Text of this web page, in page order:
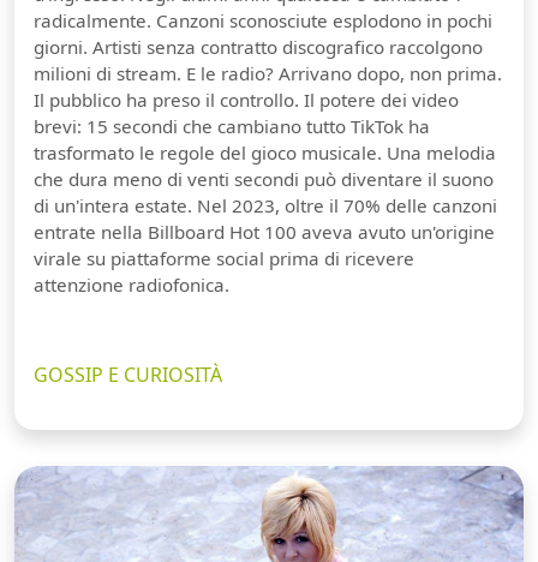
radicalmente. Canzoni sconosciute esplodono in pochi
giorni. Artisti senza contratto discografico raccolgono
milioni di stream. E le radio? Arrivano dopo, non prima.
Il pubblico ha preso il controllo. Il potere dei video
brevi: 15 secondi che cambiano tutto TikTok ha
trasformato le regole del gioco musicale. Una melodia
che dura meno di venti secondi può diventare il suono
di un'intera estate. Nel 2023, oltre il 70% delle canzoni
entrate nella Billboard Hot 100 aveva avuto un'origine
virale su piattaforme social prima di ricevere
attenzione radiofonica.
GOSSIP E CURIOSITÀ